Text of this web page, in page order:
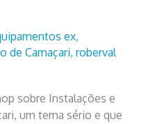
ex,
de Camaçari, roberval
sobre Instalações e
um tema sério e que